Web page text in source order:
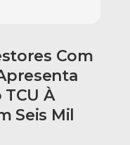
Com
À
Seis Mil